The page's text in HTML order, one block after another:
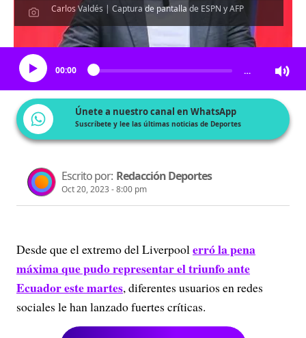
Carlos Valdés | Captura de pantalla de ESPN y AFP
Escucha el artículo
00:00 …
Únete a nuestro canal en WhatsApp
Suscríbete y lee las últimas noticias de Deportes
Escrito por: Redacción Deportes
Oct 20, 2023 - 8:00 pm
Desde que el extremo del Liverpoolerró la pena
máxima que pudo representar el triunfo ante
Ecuador este martes, diferentes usuarios en redes
sociales le han lanzado fuertes críticas.